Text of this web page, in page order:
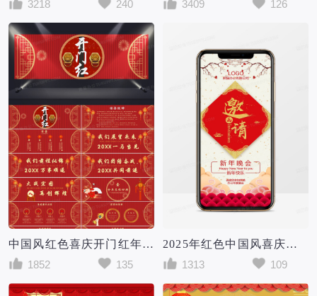
3218
240
3409
126
中国风红色喜庆开门红年会盛典宽屏PPT模板
1852
135
2025年红色中国风喜庆创意年会邀请函竖版PPT模板
1313
109